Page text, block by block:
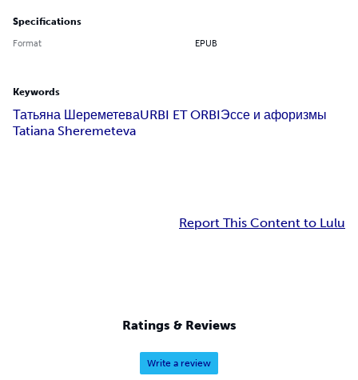
Specifications
Format EPUB
Keywords
Татьяна ШереметеваURBI ET ORBIЭссе и афоризмы
Tatiana Sheremeteva
Report This Content to Lulu
Ratings & Reviews
Write a review